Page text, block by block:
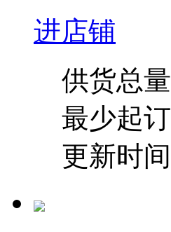
进店铺
供货总量
最少起订
更新时间